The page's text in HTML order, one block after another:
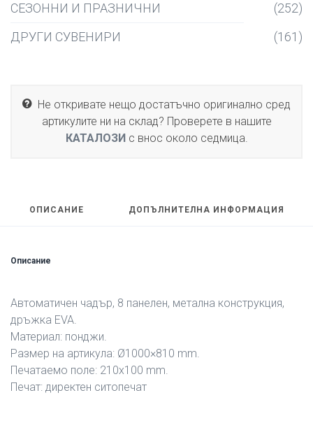
СЕЗОННИ И ПРАЗНИЧНИ
(252)
ДРУГИ СУВЕНИРИ
(161)
Не откривате нещо достатъчно оригинално сред
артикулите ни на склад? Проверете в нашите
КАТАЛОЗИс внос около седмица.
ОПИСАНИЕ ДОПЪЛНИТЕЛНА ИНФОРМАЦИЯ
Описание
Автоматичен чадър, 8 панелен, метална конструкция,
дръжка EVA.
Материал: понджи.
Размер на артикула: Ø1000×810 mm.
Печатаемо поле: 210х100 mm.
Печат: директен ситопечат